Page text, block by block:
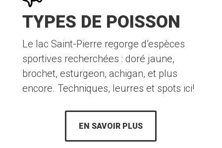
TYPES DE POISSON
Le lac Saint-Pierre regorge d’espèces
sportives recherchées : doré jaune,
brochet, esturgeon, achigan, et plus
encore. Techniques, leurres et spots ici!
EN SAVOIR PLUS